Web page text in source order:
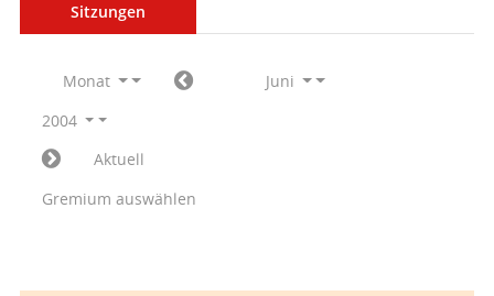
Sitzungen
Monat
Juni
2004
Aktuell
Gremium auswählen